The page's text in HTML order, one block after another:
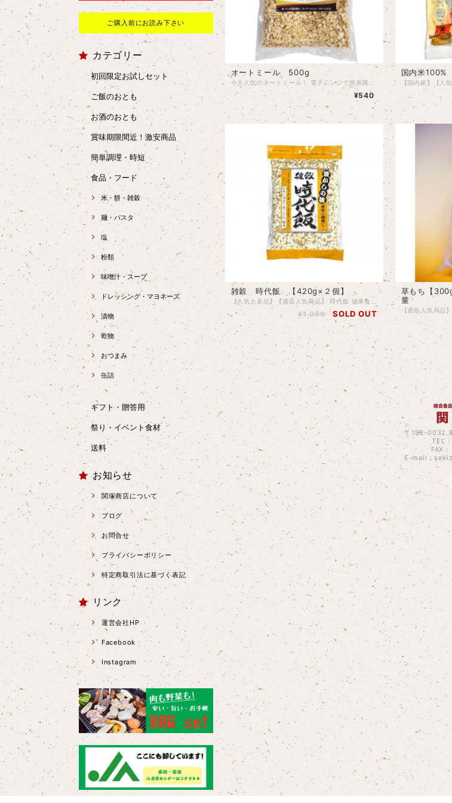
ご購入前にお読み下さい
カテゴリー
初回限定お試しセット
ご飯のおとも
お酒のおとも
賞味期限間近！激安商品
簡単調理・時短
食品・フード
米・餅・雑穀
麺・パスタ
塩
粉類
味噌汁・スープ
ドレッシング・マヨネーズ
漬物
乾物
おつまみ
缶詰
ギフト・贈答用
祭り・イベント食材
送料
お知らせ
関塚商店について
ブログ
お問合せ
プライバシーポリシー
特定商取引法に基づく表記
リンク
運営会社HP
Facebook
Instagram
オートミール 500g
¥540
国内米100%
雑穀 時代飯 【420g×２個】
¥1,080 SOLD OUT
草もち【
量
〒198-0032
TEL
FAX
E-mail：